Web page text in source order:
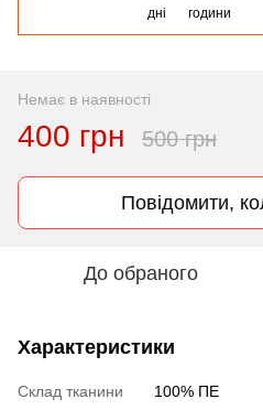
дні години
Немає в наявності
400 грн 500 грн
Повідомити,
До обраного
Характеристики
Склад тканини
100% ПЕ